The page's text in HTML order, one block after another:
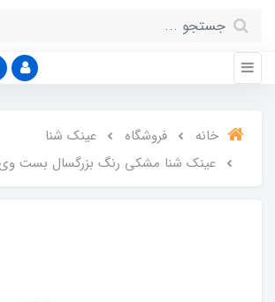
خانه فروشگاه
عینک شنا
عینک شنا مشکی رنگ بزرگسال بست